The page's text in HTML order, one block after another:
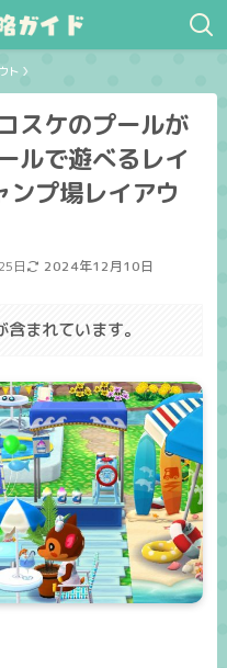
ト
スケのプールが
ルで遊べるレイ
ンプ場レイアウ
日 2024年12月10日
まれています。